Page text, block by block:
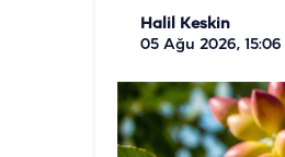
Halil Keskin
05 Ağu 2026, 15:06